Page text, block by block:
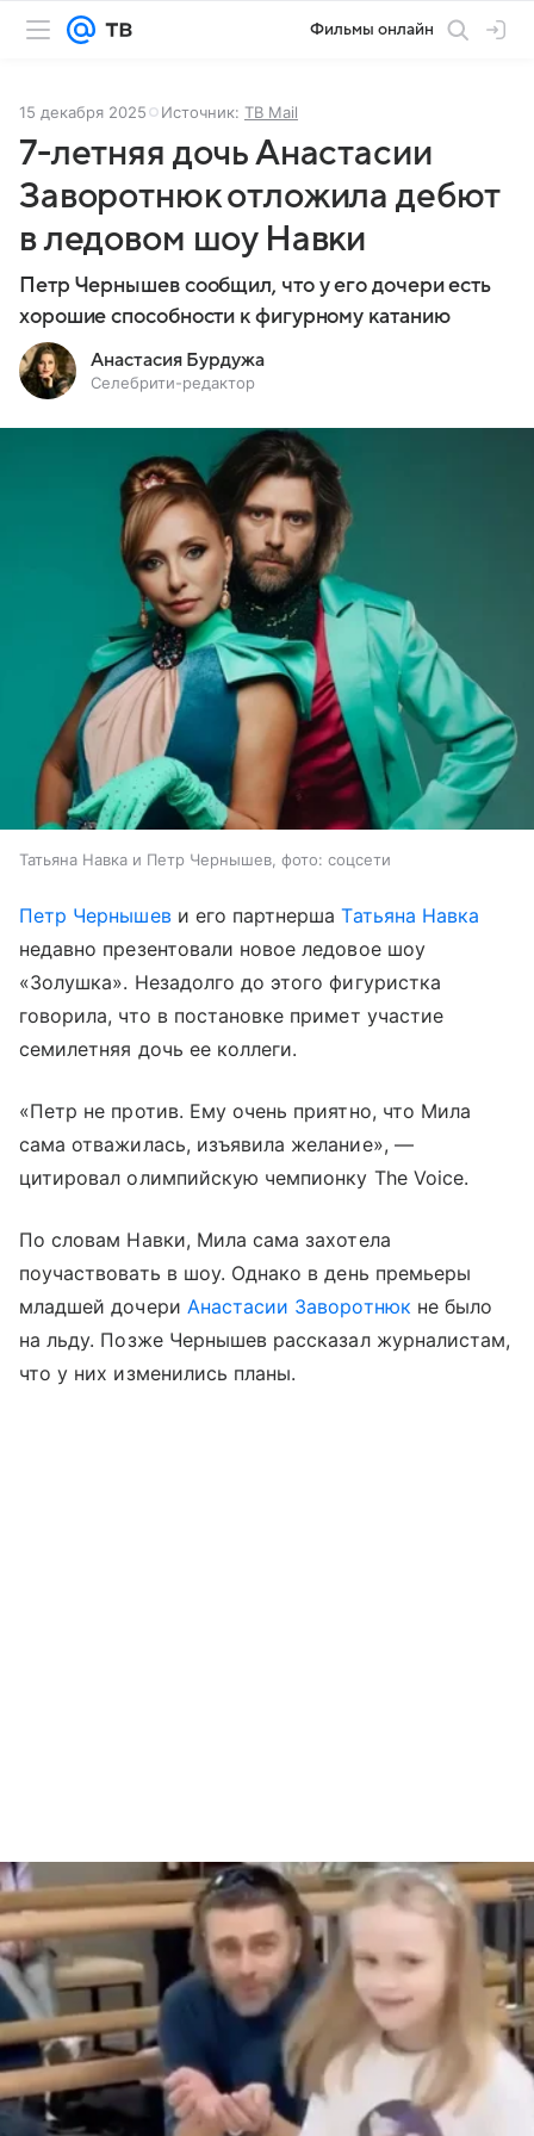
Фильмы онлайн
15 декабря 2025 Источник: ТВ Mail
7-летняя дочь Анастасии
Заворотнюк отложила дебют
в ледовом шоу Навки
Петр Чернышев сообщил, что у его дочери есть
хорошие способности к фигурному катанию
Анастасия Бурдужа
Селебрити-редактор
Татьяна Навка и Петр Чернышев, фото: соцсети
Петр Чернышеви его партнершаТатьяна Навка
недавно презентовали новое ледовое шоу
«Золушка». Незадолго до этого фигуристка
говорила, что в постановке примет участие
семилетняя дочь ее коллеги.
«Петр не против. Ему очень приятно, что Мила
сама отважилась, изъявила желание», —
цитировал олимпийскую чемпионку The Voice.
По словам Навки, Мила сама захотела
поучаствовать в шоу. Однако в день премьеры
младшей дочери Анастасии Заворотнюк не было
на льду. Позже Чернышев рассказал журналистам,
что у них изменились планы.